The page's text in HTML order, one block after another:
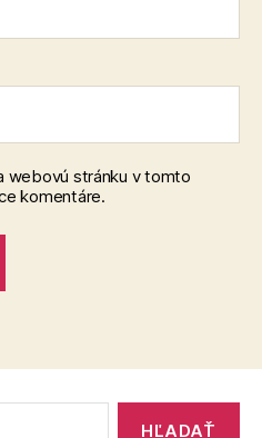
webovú stránku v tomto
komentáre.